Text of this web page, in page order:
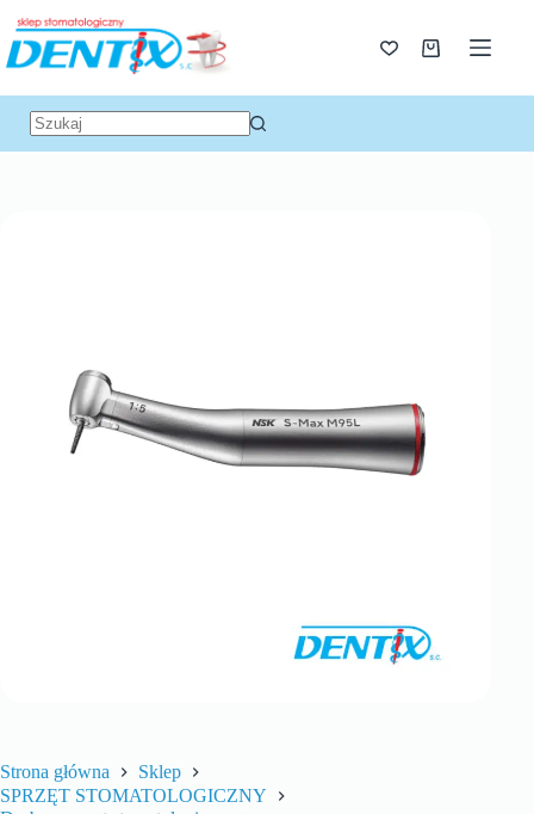
Strona główna
Sklep
SPRZĘT STOMATOLOGICZNY